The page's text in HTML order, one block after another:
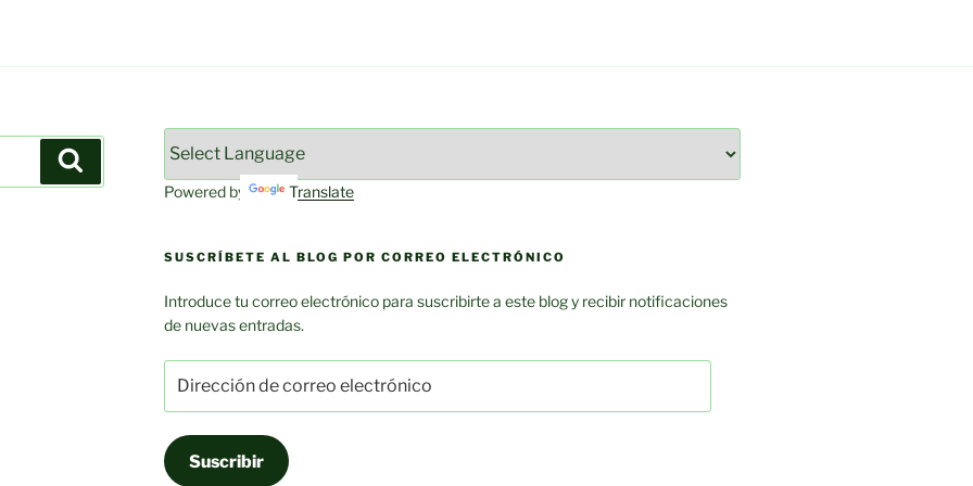
Powered by Translate
SUSCRÍBETE AL BLOG POR CORREO ELECTRÓNICO
Introduce tu correo electrónico para suscribirte a este blog y recibir notificaciones
de nuevas entradas.
de
correo
electrónico
Suscribir